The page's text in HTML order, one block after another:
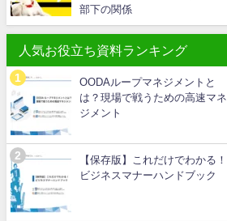
部下の関係
人気お役立ち資料ランキング
OODAループマネジメントと
は？現場で戦うための高速マネ
ジメント
【保存版】これだけでわかる！
ビジネスマナーハンドブック